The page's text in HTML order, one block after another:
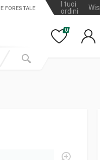
I tuoi
ordini
FORESTALE
0